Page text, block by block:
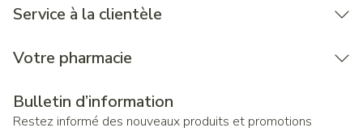
Service à la clientèle
Votre pharmacie
Bulletin d’information
Restez informé des nouveaux produits et promotions